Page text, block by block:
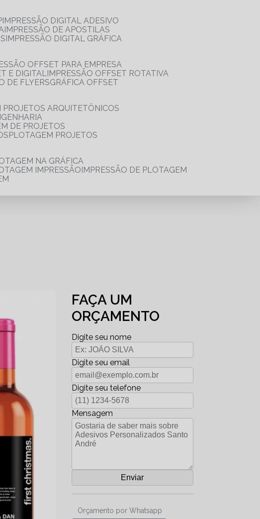
IMPRESSÃO DIGITAL ADESIVO
IMPRESSÃO DE APOSTILAS
IMPRESSÃO DIGITAL GRÁFICA
OFFSET PARA EMPRESA
E DIGITAL IMPRESSÃO OFFSET ROTATIVA
DE FLYERS
GRÁFICA OFFSET
PROJETOS ARQUITETÔNICOS
DE PROJETOS
PLOTAGEM PROJETOS
NA GRÁFICA
IMPRESSÃO IMPRESSÃO DE PLOTAGEM
FAÇA UM
ORÇAMENTO
Digite seu nome
Digite seu email
Digite seu telefone
Mensagem
Orçamento por Whatsapp